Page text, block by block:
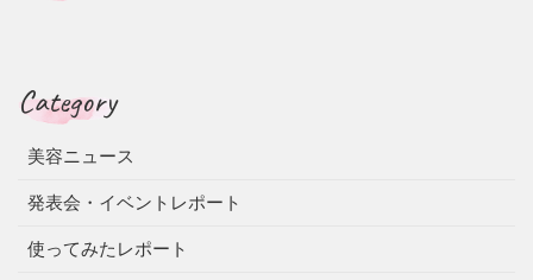
Category
美容ニュース
発表会・イベントレポート
使ってみたレポート